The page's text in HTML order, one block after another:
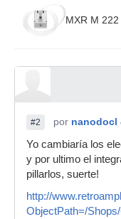
MXR M 222
#2 por nanodocl
Yo cambiaría los
y por ultimo el
pillarlos, suerte!
http://
ObjectPath=/